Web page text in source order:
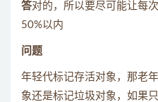
答对的，所以要尽可能让每
50%以内
问题
年轻代标记存活对象，那老
象还是标记垃圾对象，如果